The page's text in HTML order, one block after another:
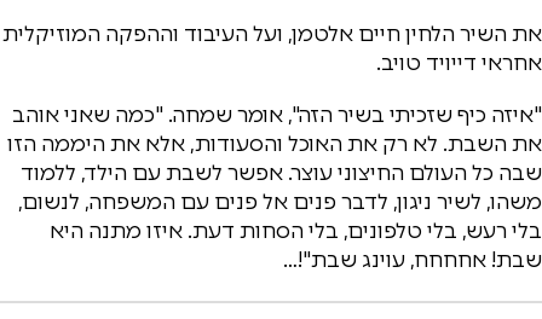
את השיר הלחין חיים אלטמן, ועל העיבוד וההפקה המוזיקלית
אחראי דייויד טויב.
"איזה כיף שזכיתי בשיר הזה", אומר שמחה. "כמה שאני אוהב
את השבת. לא רק את האוכל והסעודות, אלא את היממה הזו
שבה כל העולם החיצוני עוצר. אפשר לשבת עם הילד, ללמוד
משהו, לשיר ניגון, לדבר פנים אל פנים עם המשפחה, לנשום,
בלי רעש, בלי טלפונים, בלי הסחות דעת. איזו מתנה היא
שבת! אחחחח, עוינג שבת"!…